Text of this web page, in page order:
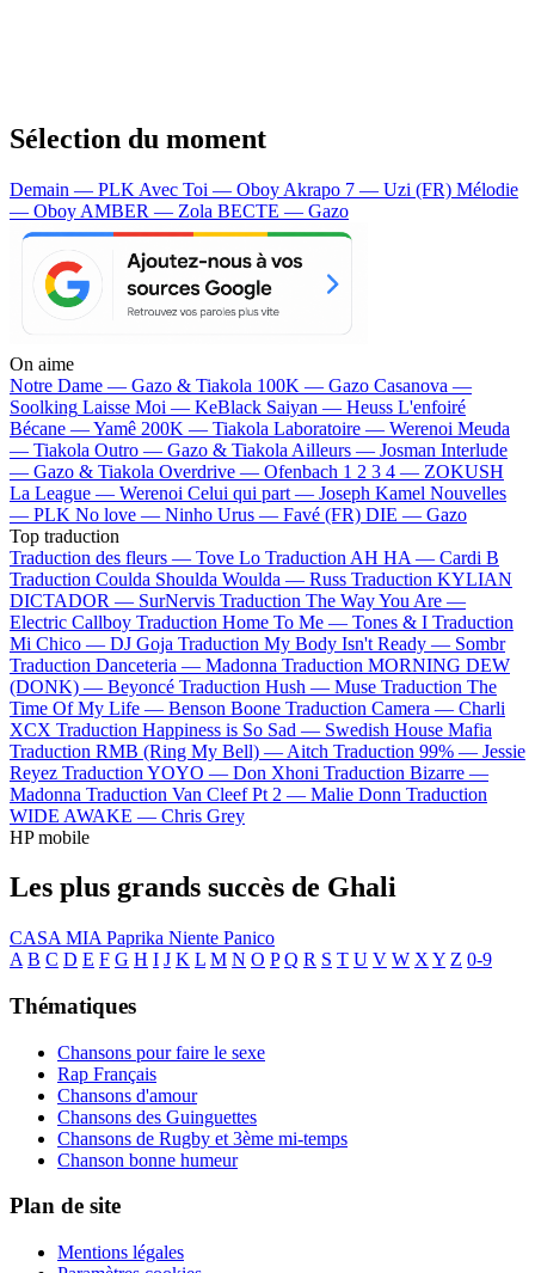
Sélection du moment
Demain — PLK Avec Toi — Oboy Akrapo 7 — Uzi (FR) Mélodie
— Oboy AMBER — Zola BECTE — Gazo
On aime
Notre Dame — Gazo & Tiakola 100K — Gazo Casanova —
Soolking Laisse Moi — KeBlack Saiyan — Heuss L'enfoiré
Bécane —Yamê 200K — Tiakola Laboratoire — Werenoi Meuda
— Tiakola Outro — Gazo & Tiakola Ailleurs — Josman Interlude
— Gazo & Tiakola Overdrive — Ofenbach 1 2 3 4 — ZOKUSH
La League — Werenoi Celui qui part — Joseph Kamel Nouvelles
— PLK No love — Ninho Urus — Favé (FR) DIE — Gazo
Top traduction
Traduction des fleurs — Tove Lo Traduction AH HA — Cardi B
Traduction Coulda Shoulda Woulda — Russ Traduction KYLIAN
DICTADOR — SurNervis Traduction The Way You Are —
Electric Callboy Traduction Home To Me — Tones & I Traduction
Mi Chico — DJ Goja Traduction My Body Isn't Ready — Sombr
Traduction Danceteria — Madonna Traduction MORNING DEW
(DONK) — Beyoncé Traduction Hush — Muse Traduction The
Time Of My Life — Benson Boone Traduction Camera — Charli
XCX Traduction Happiness is So Sad — Swedish House Mafia
Traduction RMB (Ring My Bell) — Aitch Traduction 99% — Jessie
Reyez Traduction YOYO — Don Xhoni Traduction Bizarre —
Madonna Traduction Van Cleef Pt 2 — Malie Donn Traduction
WIDE AWAKE — Chris Grey
HP mobile
Les plus grands succès de Ghali
CASA MIA Paprika Niente Panico
A B C D E F G H I J K L M N O P Q R S T U V W X Y Z 0-9
Thématiques
Chansons pour faire le sexe
Rap Français
Chansons d'amour
Chansons des Guinguettes
Chansons de Rugby et 3ème mi-temps
Chanson bonne humeur
Plan de site
Mentions légales